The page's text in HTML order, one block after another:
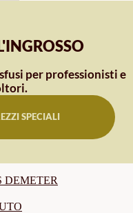
per professionisti e
SPECIALI